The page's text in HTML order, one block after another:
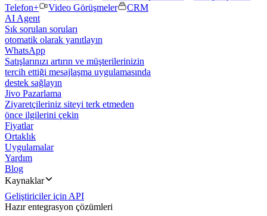
Telefon+
Video Görüşmeler
CRM
AI Agent
Sık sorulan soruları
otomatik olarak yanıtlayın
WhatsApp
Satışlarınızı artırın ve müşterilerinizin
tercih ettiği mesajlaşma uygulamasında
destek sağlayın
Jivo Pazarlama
Ziyaretçileriniz siteyi terk etmeden
önce ilgilerini çekin
Fiyatlar
Ortaklık
Uygulamalar
Yardım
Blog
Kaynaklar
Geliştiriciler için API
Hazır entegrasyon çözümleri